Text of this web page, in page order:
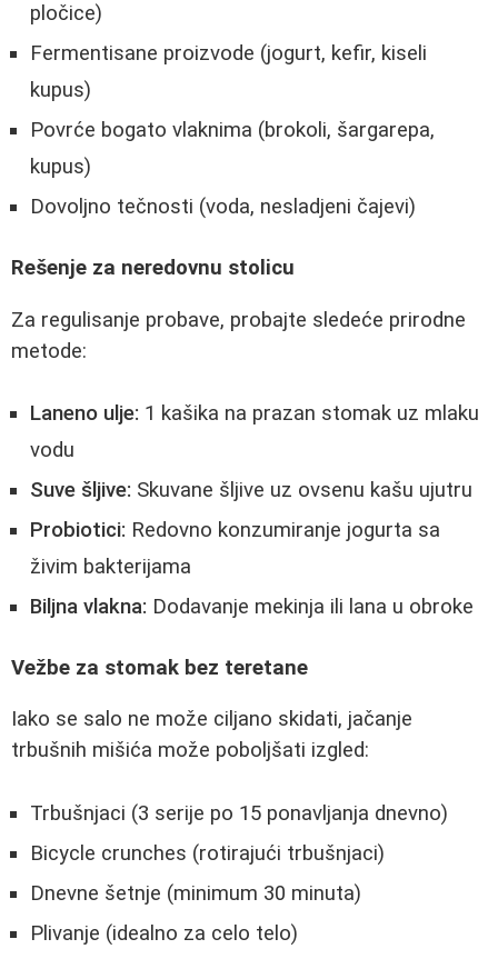
pločice)
Fermentisane proizvode (jogurt, kefir, kiseli
kupus)
Povrće bogato vlaknima (brokoli, šargarepa,
kupus)
Dovoljno tečnosti (voda, nesladjeni čajevi)
Rešenje za neredovnu stolicu
Za regulisanje probave, probajte sledeće prirodne
metode:
Laneno ulje: 1 kašika na prazan stomak uz mlaku
vodu
Suve šljive: Skuvane šljive uz ovsenu kašu ujutru
Probiotici: Redovno konzumiranje jogurta sa
živim bakterijama
Biljna vlakna: Dodavanje mekinja ili lana u obroke
Vežbe za stomak bez teretane
Iako se salo ne može ciljano skidati, jačanje
trbušnih mišića može poboljšati izgled:
Trbušnjaci (3 serije po 15 ponavljanja dnevno)
Bicycle crunches (rotirajući trbušnjaci)
Dnevne šetnje (minimum 30 minuta)
Plivanje (idealno za celo telo)